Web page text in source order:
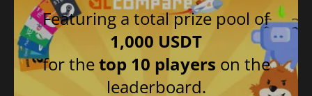
Featuring a total prize pool of
1,000 USDT
for thetop 10 players on the
leaderboard.